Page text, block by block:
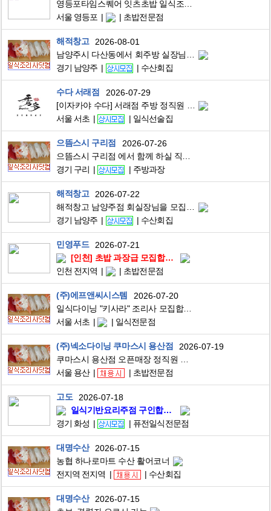
서울 영등포
초밥전문점
해적창고
2026-08-01
경기 남양주
수산회집
수다 서래점
2026-07-29
서울 서초
일식선술집
으뜸스시 구리점
2026-07-26
경기 구리
주방과장
해적창고
2026-07-22
경기 남양주
수산회집
민영푸드
2026-07-21
[인천] 초밥 과장급 모집합니다.
인천 전지역
초밥전문점
(주)에프앤씨시스템
2026-07-20
일식다이닝 "키사라" 조리사 모집합니다.
서울 서초
일식전문점
(주)넥소다이닝 쿠마스시 용산점
2026-07-19
서울 용산
초밥전문점
고도
2026-07-18
일식기반요리주점 구인합니다
경기 화성
퓨전일식전문점
대명수산
2026-07-15
농협 하나로마트 수산 활어코너
전지역 전지역
수산회집
대명수산
2026-07-15